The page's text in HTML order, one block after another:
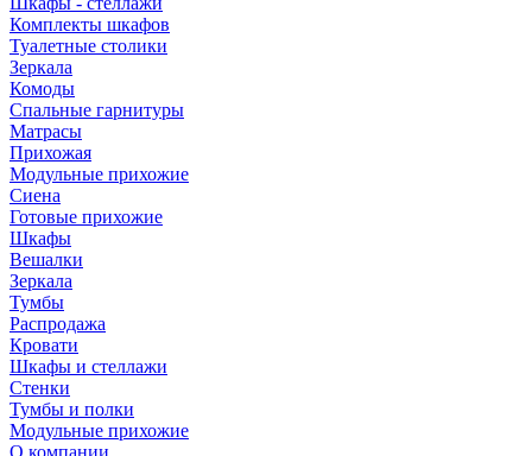
Комплекты шкафов
Туалетные столики
Зеркала
Комоды
Спальные гарнитуры
Матрасы
Прихожая
Модульные прихожие
Сиена
Готовые прихожие
Шкафы
Вешалки
Зеркала
Тумбы
Распродажа
Кровати
Шкафы и стеллажи
Стенки
Тумбы и полки
Модульные прихожие
О компании